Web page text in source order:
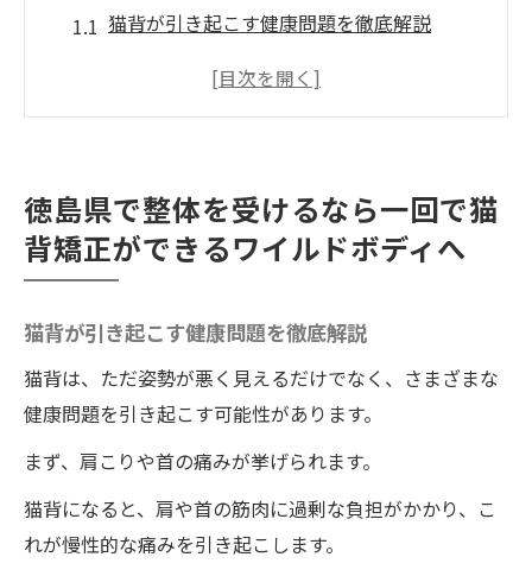
猫背が引き起こす健康問題を徹底解説
整体院ワイルドボディで感じる猫背改善の
整体施術の流れとその効果
施術後の生活改善のヒント
術で得られる効果とは
たった一度の施術で得られる驚きの効果
整体院ワイルドボディがもたらす姿勢改善
のメカニズム
猫背改善後の体の変化を詳しく解説
ワイルドボディでの施術事例とその効果
徳島県で整体を受けるなら一回で猫
背矯正ができるワイルドボディへ
猫背が引き起こす健康問題を徹底解説
猫背は、ただ姿勢が悪く見えるだけでなく、さまざまな
健康問題を引き起こす可能性があります。
まず、肩こりや首の痛みが挙げられます。
猫背になると、肩や首の筋肉に過剰な負担がかかり、こ
れが慢性的な痛みを引き起こします。